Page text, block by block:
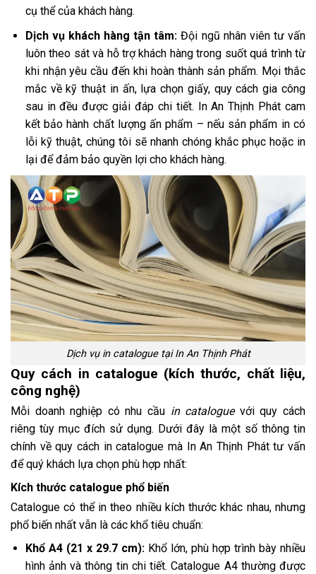
cụ thể của khách hàng.
Dịch vụ khách hàng tận tâm: Đội ngũ nhân viên tư vấn
luôn theo sát và hỗ trợ khách hàng trong suốt quá trình từ
khi nhận yêu cầu đến khi hoàn thành sản phẩm. Mọi thắc
mắc về kỹ thuật in ấn, lựa chọn giấy, quy cách gia công
sau in đều được giải đáp chi tiết. In An Thịnh Phát cam
kết bảo hành chất lượng ấn phẩm – nếu sản phẩm in có
lỗi kỹ thuật, chúng tôi sẽ nhanh chóng khắc phục hoặc in
lại để đảm bảo quyền lợi cho khách hàng.
Dịch vụ in catalogue tại In An Thịnh Phát
Quy cách in catalogue (kích thước, chất liệu,
công nghệ)
Mỗi doanh nghiệp có nhu cầu in cataloguevới quy cách
riêng tùy mục đích sử dụng. Dưới đây là một số thông tin
chính về quy cách in catalogue mà In An Thịnh Phát tư vấn
để quý khách lựa chọn phù hợp nhất:
Kích thước catalogue phổ biến
Catalogue có thể in theo nhiều kích thước khác nhau, nhưng
phổ biến nhất vẫn là các khổ tiêu chuẩn:
Khổ A4 (21 x 29.7 cm):Khổ lớn, phù hợp trình bày nhiều
hình ảnh và thông tin chi tiết. Catalogue A4 thường được